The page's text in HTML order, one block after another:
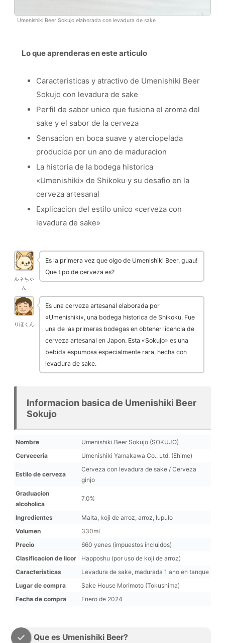
Umenishiki Beer Sokujo elaborada con levadura de sake
Lo que aprenderas en este articulo
Caracteristicas y atractivo de Umenishiki Beer
Sokujo con levadura de sake
Perfil de sabor unico que fusiona el aroma del
sake y el sabor de la cerveza
Sensacion en boca suave y aterciopelada
producida por un ano de maduracion
La historia de la bodega historica
«Umenishiki» de Shikoku y su desafio en la
cerveza artesanal
Explicacion del estilo unico «cerveza con
levadura de sake»
ルネちゃ
ん
Es la primera vez que oigo de Umenishiki Beer, guau!
Que tipo de cerveza es?
りほくん
Es una cerveza artesanal elaborada por
«Umenishiki», una bodega historica de Shikoku. Fue
una de las primeras bodegas en obtener licencia de
cerveza artesanal en Japon. Esta «Sokujo» es una
bebida espumosa especialmente rara, hecha con
levadura de sake.
Informacion basica de Umenishiki Beer
Sokujo
Nombre
Umenishiki Beer Sokujo (SOKUJO)
Cerveceria
Umenishiki Yamakawa Co., Ltd. (Ehime)
Estilo de cerveza
Cerveza con levadura de sake / Cerveza
ginjo
Graduacion
alcoholica
7.0%
Ingredientes
Malta, koji de arroz, arroz, lupulo
Volumen
330ml
Precio
660 yenes (impuestos incluidos)
Clasificacion de licor
Happoshu (por uso de koji de arroz)
Caracteristicas
Levadura de sake, madurada 1 ano en tanque
Lugar de compra
Sake House Morimoto (Tokushima)
Fecha de compra
Enero de 2024
Que es Umenishiki Beer?